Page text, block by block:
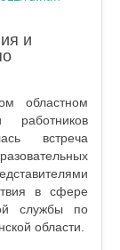
и
областном
работников
встреча
в сфере
службы по
области.